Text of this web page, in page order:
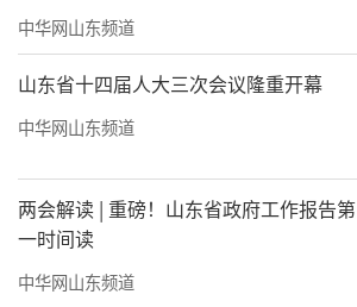
中华网山东频道
山东省十四届人大三次会议隆重开幕
中华网山东频道
两会解读 | 重磅！山东省政府工作报告第
一时间读
中华网山东频道